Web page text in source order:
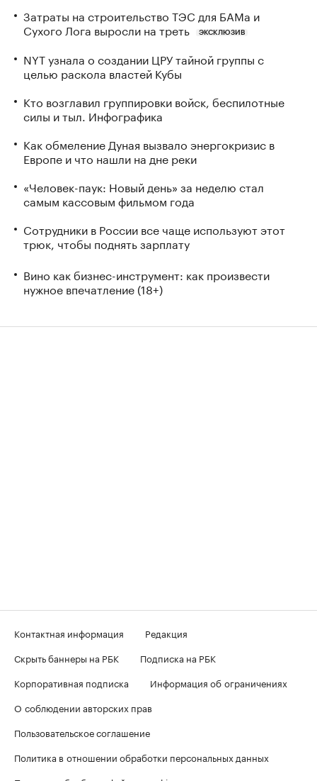
Затраты на строительство ТЭС для БАМа и
Сухого Лога выросли на треть
ЭКСКЛЮЗИВ
NYT узнала о создании ЦРУ тайной группы с
целью раскола властей Кубы
Кто возглавил группировки войск, беспилотные
силы и тыл. Инфографика
Как обмеление Дуная вызвало энергокризис в
Европе и что нашли на дне реки
«Человек-паук: Новый день» за неделю стал
самым кассовым фильмом года
Сотрудники в России все чаще используют этот
трюк, чтобы поднять зарплату
Вино как бизнес-инструмент: как произвести
нужное впечатление (18+)
Контактная информация
Редакция
Скрыть баннеры на РБК
Подписка на РБК
Корпоративная подписка
Информация об ограничениях
О соблюдении авторских прав
Пользовательское соглашение
Политика в отношении обработки персональных данных